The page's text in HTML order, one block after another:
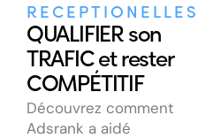
RECEPTIONELLES
QUALIFIER son
TRAFIC et rester
COMPÉTITIF
Découvrez comment
Adsrank a aidé